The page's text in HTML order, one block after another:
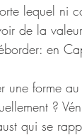
lequel ni
de la
en
une forme
?
qui se